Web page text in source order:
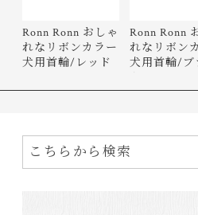
Ronn Ronn おしゃ
れなリボンカラー
犬用首輪/レッド
Ronn Ronn
れなリボン
犬用首輪/ブ